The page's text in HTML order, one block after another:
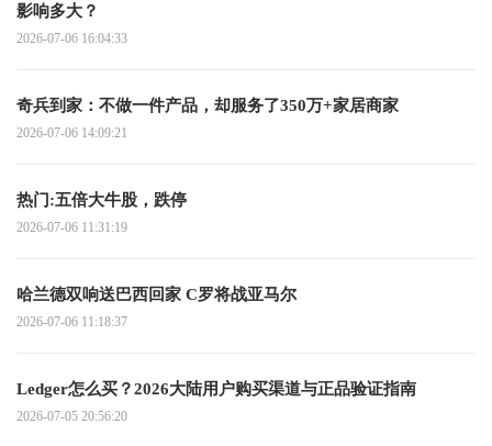
影响多大？
2026-07-06 16:04:33
奇兵到家：不做一件产品，却服务了350万+家居商家
2026-07-06 14:09:21
热门:五倍大牛股，跌停
2026-07-06 11:31:19
哈兰德双响送巴西回家 C罗将战亚马尔
2026-07-06 11:18:37
Ledger怎么买？2026大陆用户购买渠道与正品验证指南
2026-07-05 20:56:20